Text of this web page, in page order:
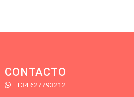
CONTACTO
+34 627793212